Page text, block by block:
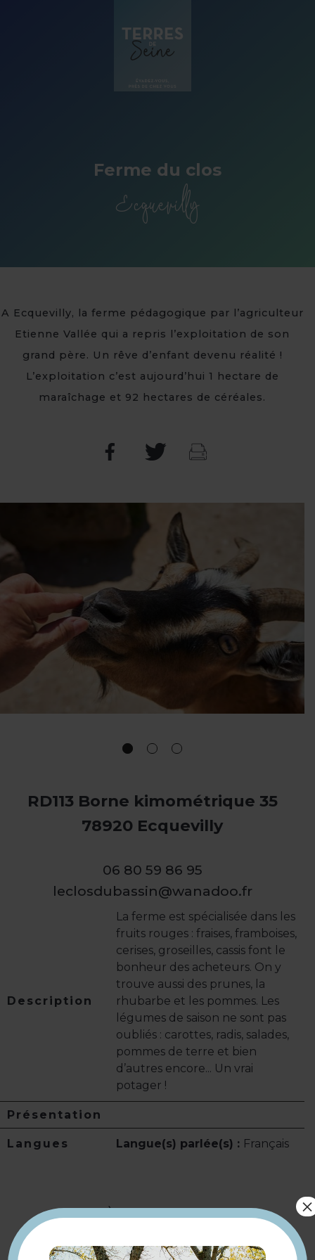
Ferme du clos
Ecquevilly
A Ecquevilly, la ferme pédagogique par l’agriculteur
Etienne Vallée qui a repris l’exploitation de son
grand père. Un rêve d’enfant devenu réalité !
L’exploitation c’est aujourd’hui 1 hectare de
maraîchage et 92 hectares de céréales.
RD113 Borne kimométrique 35
78920 Ecquevilly
06 80 59 86 95
leclosdubassin@wanadoo.fr
Description
La ferme est spécialisée dans les
fruits rouges : fraises, framboises,
cerises, groseilles, cassis font le
bonheur des acheteurs. On y
trouve aussi des prunes, la
rhubarbe et les pommes. Les
légumes de saison ne sont pas
oubliés : carottes, radis, salades,
pommes de terre et bien
d’autres encore... Un vrai
potager !
Présentation
Langues Langue(s) parlée(s) : Français
À voir aussi ... ×